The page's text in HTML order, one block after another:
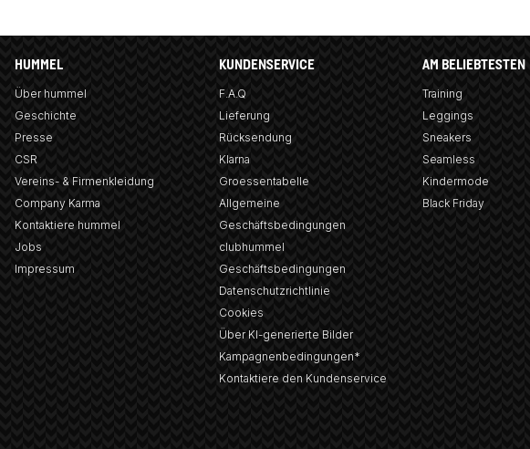
HUMMEL
Über hummel
Geschichte
Presse
CSR
Vereins- & Firmenkleidung
Company Karma
Kontaktiere hummel
Jobs
Impressum
KUNDENSERVICE
F.A.Q
Lieferung
Rücksendung
Klarna
Groessentabelle
Allgemeine
Geschäftsbedingungen
clubhummel
Geschäftsbedingungen
Datenschutzrichtlinie
Cookies
Über KI-generierte Bilder
Kampagnenbedingungen*
Kontaktiere den Kundenservice
AM BELIEBTESTEN
Training
Leggings
Sneakers
Seamless
Kindermode
Black Friday